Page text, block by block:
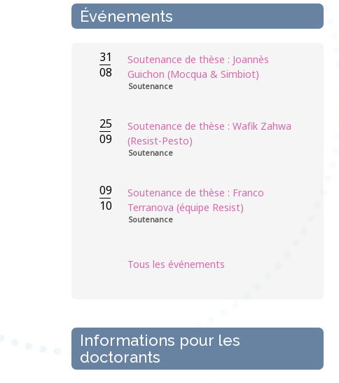
Événements
31
08
Soutenance de thèse : Joannès
Guichon (Mocqua & Simbiot)
Soutenance
25
09
Soutenance de thèse : Wafik Zahwa
(Resist-Pesto)
Soutenance
09
10
Soutenance de thèse : Franco
Terranova (équipe Resist)
Soutenance
Tous les événements
Informations pour les
doctorants